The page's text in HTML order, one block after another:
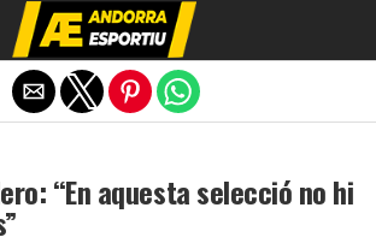
“En aquesta selecció no hi
Exit mobile version